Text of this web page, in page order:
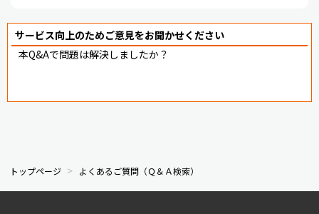
サービス向上のためご意見をお聞かせください
本Q&Aで問題は解決しましたか？
トップページ よくあるご質問（Ｑ＆Ａ検索）